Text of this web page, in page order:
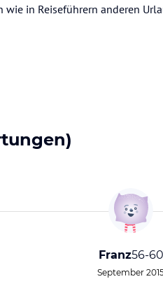
in Reiseführern anderen
Franz56-60
September